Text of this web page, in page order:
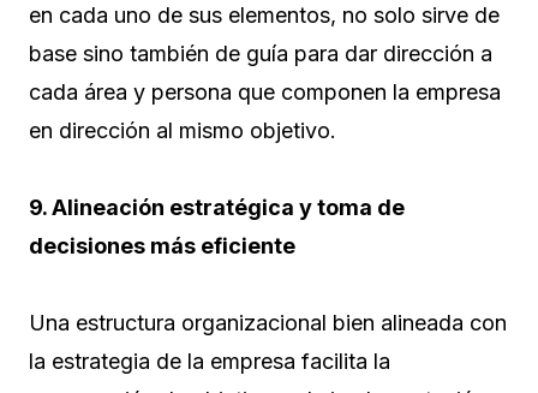
en cada uno de sus elementos, no solo sirve de
base sino también de guía para dar dirección a
cada área y persona que componen la empresa
en dirección al mismo objetivo.
9. Alineación estratégica y toma de
decisiones más eficiente
Una estructura organizacional bien alineada con
la estrategia de la empresa facilita la